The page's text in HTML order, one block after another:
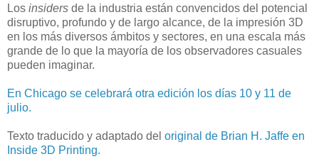
Los insiders de la industria están convencidos del potencial
disruptivo, profundo y de largo alcance, de la impresión 3D
en los más diversos ámbitos y sectores, en una escala más
grande de lo que la mayoría de los observadores casuales
pueden imaginar.
En Chicago se celebrará otra edición los días 10 y 11 de
julio.
Texto traducido y adaptado del original de Brian H. Jaffe en
Inside 3D Printing.